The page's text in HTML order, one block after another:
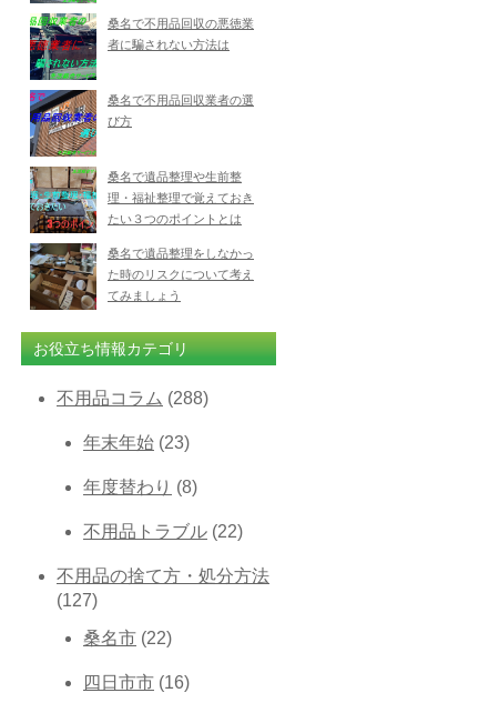
桑名で不用品回収の悪徳業
者に騙されない方法は
桑名で不用品回収業者の選
び方
桑名で遺品整理や生前整
理・福祉整理で覚えておき
たい３つのポイントとは
桑名で遺品整理をしなかっ
た時のリスクについて考え
てみましょう
お役立ち情報カテゴリ
不用品コラム (288)
年末年始 (23)
年度替わり (8)
不用品トラブル (22)
不用品の捨て方・処分方法
(127)
桑名市 (22)
四日市市 (16)